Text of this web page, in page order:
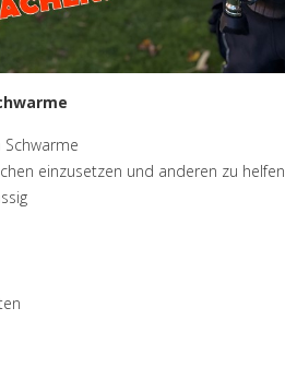
einzusetzen und anderen zu helfen